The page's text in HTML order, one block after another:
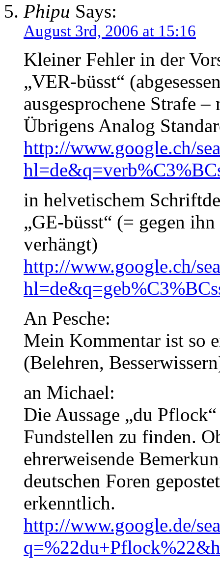
Phipu Says:
August 3rd, 2006 at 15:16
Kleiner Fehler in der
„VER-büsst“
ausgesprochene Strafe
Übrigens Analog
http://www.google.ch/
in helvetischem
„GE-büsst“ (= gegen
verhängt)
http://www.google.ch/
An Pesche:
Mein Kommentar ist so
(Belehren,
an Michael:
Die Aussage „du
Fundstellen zu finden.
ehrerweisende
deutschen Foren
erkenntlich.
http://www.google.de/